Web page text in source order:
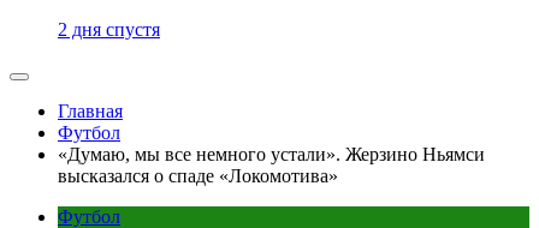
2 дня спустя
Главная
Футбол
«Думаю, мы все немного устали». Жерзино Ньямси
высказался о спаде «Локомотива»
Футбол